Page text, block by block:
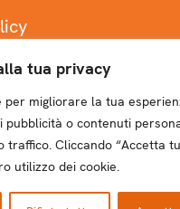
tua privacy
per migliorare la tua
pubblicità o contenuti
traffico. Cliccando “Accetta
utilizzo dei cookie.